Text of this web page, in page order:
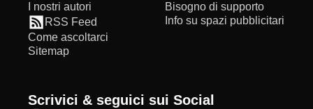
I nostri autori
RSS Feed
Come ascoltarci
Sitemap
Bisogno di supporto
Info su spazi pubblicitari
Scrivici & seguici sui Social